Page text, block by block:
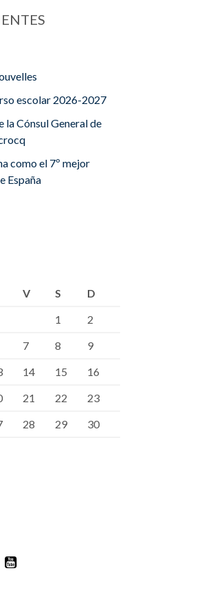
escolar 2026-2027
la Cónsul General de
como el 7º mejor
España
V S
D
1
2
7 8
9
14 15
16
21 22
23
28 29
30